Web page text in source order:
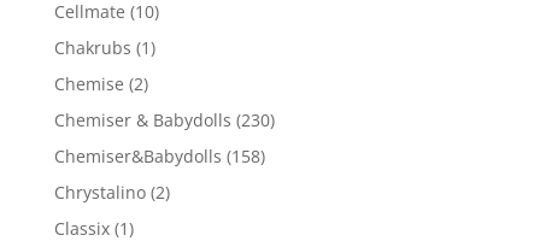
Cellmate (10)
Chakrubs (1)
Chemise (2)
Chemiser & Babydolls (230)
Chemiser&Babydolls (158)
Chrystalino (2)
Classix (1)